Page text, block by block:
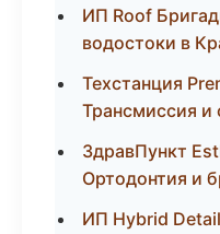
ИП Roof
водостоки в
Техстанция
Трансмиссия и
ЗдравПункт
Ортодонтия и
ИП Hybrid